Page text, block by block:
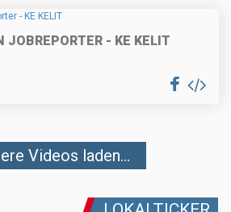
JOBREPORTER - KE KELIT
Videos laden...